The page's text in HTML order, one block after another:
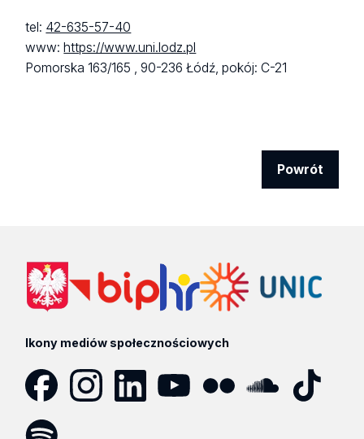
tel: 42-635-57-40
www: https://www.uni.lodz.pl
Pomorska 163/165 ,90-236 Łódź,pokój: C-21
Powrót
Ikony mediów społecznościowych